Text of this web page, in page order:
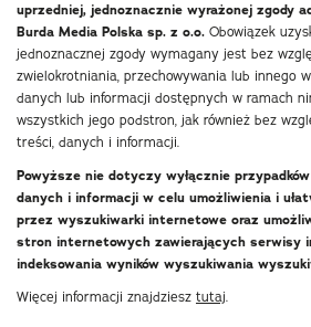
uprzedniej, jednoznacznie wyrażonej zgody
Burda Media Polska sp. z o.o. Obowiązek
jednoznacznej zgody wymagany jest bez
zwielokrotniania, przechowywania lub innego
danych lub informacji dostępnych w ramach
wszystkich jego podstron, jak również bez
treści, danych i informacji.
Powyższe nie dotyczy wyłącznie
danych i informacji w celu umożliwienia i
przez wyszukiwarki internetowe oraz
stron internetowych zawierających serwisy
indeksowania wyników wyszukiwania
Więcej informacji znajdziesz tutaj.